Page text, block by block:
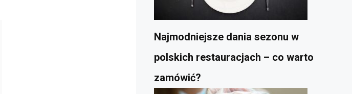
Najmodniejsze dania sezonu w
polskich restauracjach – co warto
zamówić?